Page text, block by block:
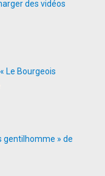
des vidéos
Le Bourgeois
gentilhomme » de